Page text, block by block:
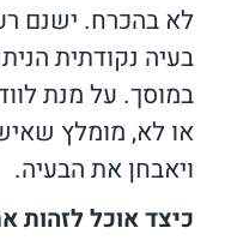
לא בהכרח. ישנם
בעיה נקודתית
במוסך. על מנת
או לא, מומלץ
ויאבחן את הבעיה.
כיצד אוכל לזהות